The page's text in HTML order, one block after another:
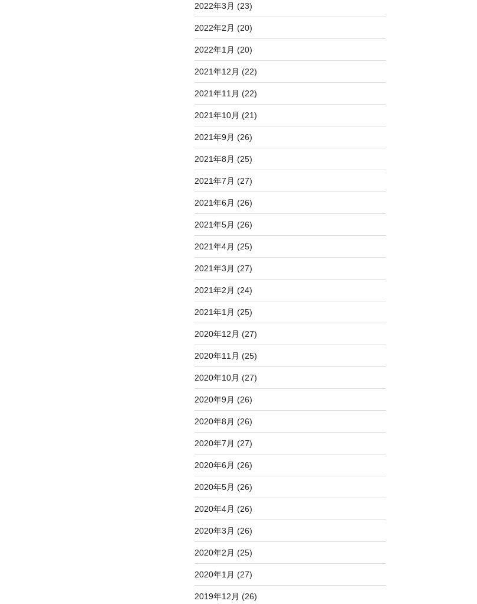
2022年3月 (23)
2022年2月 (20)
2022年1月 (20)
2021年12月 (22)
2021年11月 (22)
2021年10月 (21)
2021年9月 (26)
2021年8月 (25)
2021年7月 (27)
2021年6月 (26)
2021年5月 (26)
2021年4月 (25)
2021年3月 (27)
2021年2月 (24)
2021年1月 (25)
2020年12月 (27)
2020年11月 (25)
2020年10月 (27)
2020年9月 (26)
2020年8月 (26)
2020年7月 (27)
2020年6月 (26)
2020年5月 (26)
2020年4月 (26)
2020年3月 (26)
2020年2月 (25)
2020年1月 (27)
2019年12月 (26)